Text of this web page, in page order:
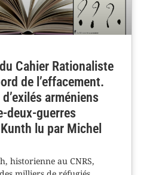
Cahier Rationaliste
de l’effacement.
arméniens
deux-guerres
lu par Michel
historienne au CNRS,